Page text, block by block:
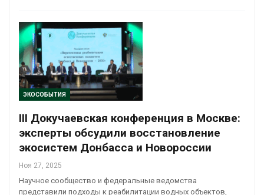
ЭКОСОБЫТИЯ
III Докучаевская конференция в Москве:
эксперты обсудили восстановление
экосистем Донбасса и Новороссии
Ноя 27, 2025
Научное сообщество и федеральные ведомства
представили подходы к реабилитации водных объектов,